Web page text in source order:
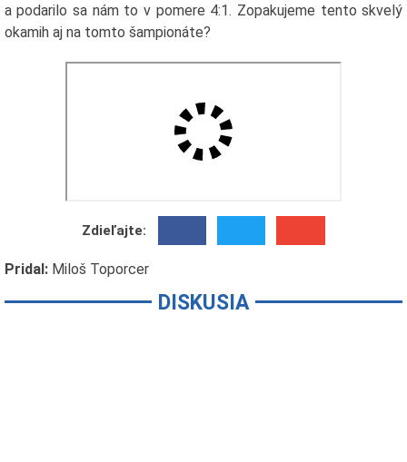
a podarilo sa nám to v pomere 4:1. Zopakujeme tento skvelý
okamih aj na tomto šampionáte?
Zdieľajte:
Pridal: Miloš Toporcer
DISKUSIA